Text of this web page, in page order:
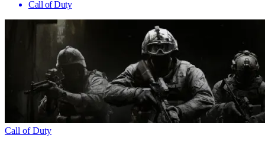
Call of Duty
Call of Duty